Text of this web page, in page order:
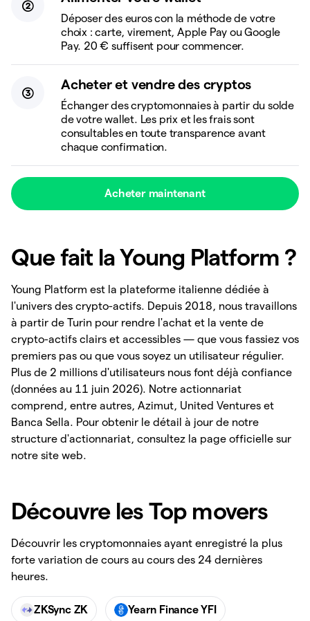
Déposer des euros con la méthode de votre
choix : carte, virement, Apple Pay ou Google
Pay. 20 € suffisent pour commencer.
Acheter et vendre des cryptos
Échanger des cryptomonnaies à partir du solde
de votre wallet. Les prix et les frais sont
consultables en toute transparence avant
chaque confirmation.
Acheter maintenant
Que fait la Young Platform ?
Young Platform est la plateforme italienne dédiée à
l'univers des crypto-actifs. Depuis 2018, nous travaillons
à partir de Turin pour rendre l'achat et la vente de
crypto-actifs clairs et accessibles — que vous fassiez vos
premiers pas ou que vous soyez un utilisateur régulier.
Plus de 2 millions d'utilisateurs nous font déjà confiance
(données au 11 juin 2026). Notre actionnariat
comprend, entre autres, Azimut, United Ventures et
Banca Sella. Pour obtenir le détail à jour de notre
structure d'actionnariat, consultez la page officielle sur
notre site web.
Découvre les Top movers
Découvrir les cryptomonnaies ayant enregistré la plus
forte variation de cours au cours des 24 dernières
heures.
ZKSync ZK Yearn Finance YFI